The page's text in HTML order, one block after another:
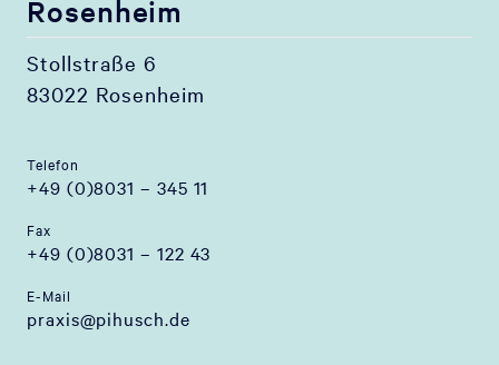
Rosenheim
Stollstraße 6
83022 Rosenheim
Telefon
+49 (0)8031 – 345 11
Fax
+49 (0)8031 – 122 43
E-Mail
praxis@pihusch.de